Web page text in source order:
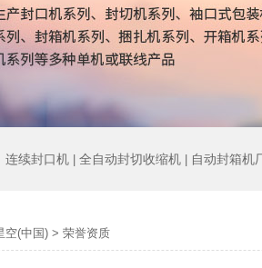
连续封口机 全自动封切收缩机 自动封箱机
空(中国) > 荣誉资质